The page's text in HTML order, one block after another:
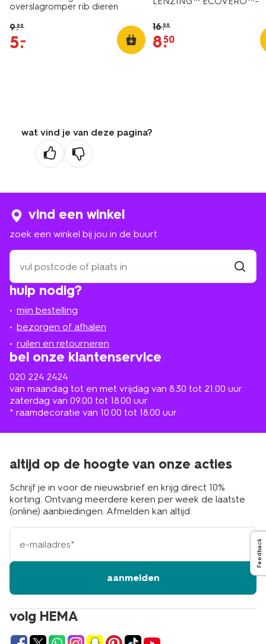
overslagromper rib dieren
9.99
5.
–
(viscose) rib dieren
16.99
8.
50
wat vind je van deze pagina?
hulp nodig?
mijn bestelling
bezorgen of afhalen
ruilen en retourneren
bel onze klantenservice
020 224 2424
van maandag tot en met vrijdag van 8.30 tot 21.00 uur
zaterdag van 09.00 tot 18.00 uur
* raamdecoratie van 10.00 tot 18.00 uur
vind een winkel
zoek een winkel bij jou in de buurt
zoek
een
winkel
bij
in
de
buurt
volg HEMA
altijd op de hoogte van onze acties
Schrijf je in voor de nieuwsbrief en krijg direct 10%
korting. Ontvang meerdere keren per week de laatste
(online) aanbiedingen. Afmelden kan altijd.
e-
mailadres
aanmelden
Feedback